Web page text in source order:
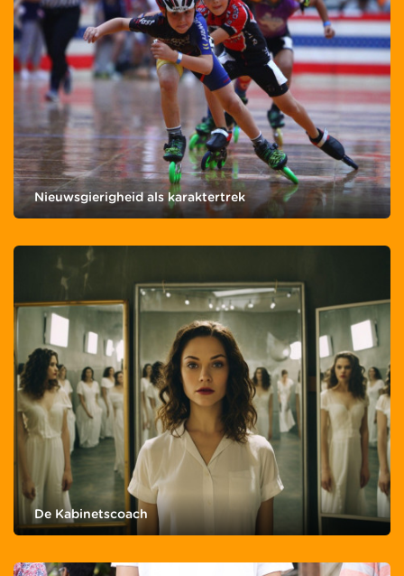
Nieuwsgierigheid als karaktertrek
De Kabinetscoach